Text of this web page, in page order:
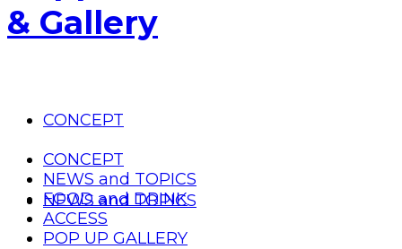
CONCEPT
NEWS and TOPICS
CONCEPT
NEWS and TOPICS
FOOD and DRINK
ACCESS
POP UP GALLERY